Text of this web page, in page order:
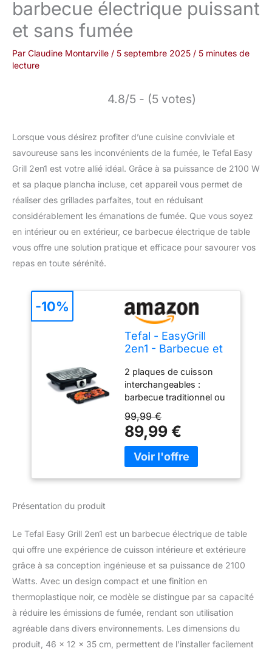
barbecue électrique puissant
et sans fumée
Par Claudine Montarville / 5 septembre 2025 / 5 minutes de
lecture
4.8/5 - (5 votes)
Lorsque vous désirez profiter d’une cuisine conviviale et
savoureuse sans les inconvénients de la fumée, le Tefal Easy
Grill 2en1 est votre allié idéal. Grâce à sa puissance de 2100 W
et sa plaque plancha incluse, cet appareil vous permet de
réaliser des grillades parfaites, tout en réduisant
considérablement les émanations de fumée. Que vous soyez
en intérieur ou en extérieur, ce barbecue électrique de table
vous offre une solution pratique et efficace pour savourer vos
repas en toute sérénité.
Tefal - EasyGrill
2en1 - Barbecue et
personnes - 2100w
2 plaques de cuisson
interchangeables :
barbecue traditionnel ou
intérieur comme en
extérieur. Puissance
2100W. Termostat
réglable 5 positions.
pour limiter fumée et
odeurs Facile à nettoyer:
100% amovibles et
compatibles lave-
électrique.
99,99 €
89,99 €
-10%
Présentation du produit
Le Tefal Easy Grill 2en1 est un barbecue électrique de table
qui offre une expérience de cuisson intérieure et extérieure
grâce à sa conception ingénieuse et sa puissance de 2100
Watts. Avec un design compact et une finition en
thermoplastique noir, ce modèle se distingue par sa capacité
à réduire les émissions de fumée, rendant son utilisation
agréable dans divers environnements. Les dimensions du
produit, 46 x 12 x 35 cm, permettent de l’installer facilement